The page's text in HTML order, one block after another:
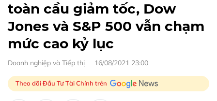
toàn cầu giảm tốc, Dow
Jones và S&P 500 vẫn chạm
mức cao kỷ lục
Doanh nghiệp và Tiếp thị 16/08/2021 23:00
Theo dõi Đầu Tư Tài Chính trên